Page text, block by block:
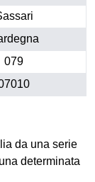
079
da una serie
determinata